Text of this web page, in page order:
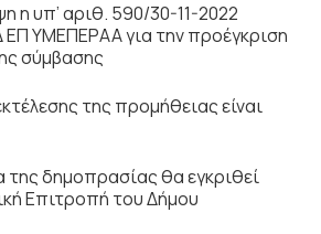
η υπ’ αριθ. 590/30-11-2022
ΥΜΕΠΕΡΑΑ για την προέγκριση
σύμβασης
της προμήθειας είναι
της δημοπρασίας θα εγκριθεί
Επιτροπή του Δήμου